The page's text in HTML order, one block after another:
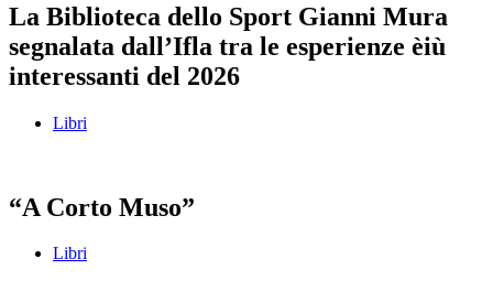
La Biblioteca dello Sport Gianni Mura
segnalata dall’Ifla tra le esperienze èiù
interessanti del 2026
Libri
“A Corto Muso”
Libri